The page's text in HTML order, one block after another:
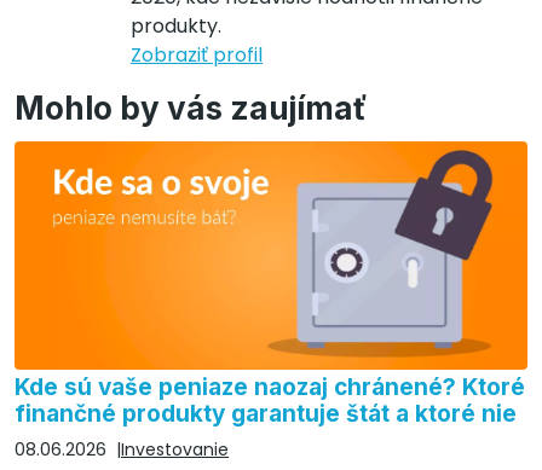
produkty.
Zobraziť profil
Mohlo by vás zaujímať
Kde sú vaše peniaze naozaj chránené? Ktoré
finančné produkty garantuje štát a ktoré nie
08.06.2026
Investovanie